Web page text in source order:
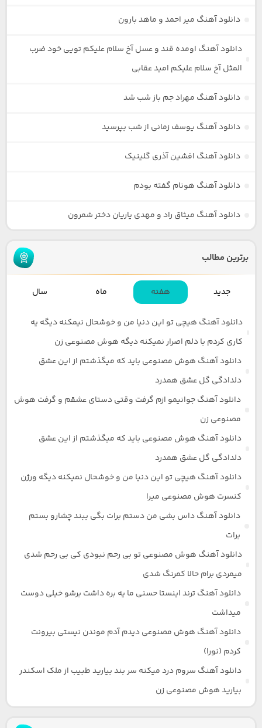
دانلود آهنگ میر احمد و ماهد بارون
دانلود آهنگ اومده قند و عسل آخ سلام علیکم تویی خود ضرب
المثل آخ سلام علیکم امید عقابی
دانلود آهنگ مهراد جم باز شب شد
دانلود آهنگ یوسف زمانی از شب بپرسید
دانلود آهنگ افشین آذری گلینیک
دانلود آهنگ هونام گفته بودم
دانلود آهنگ میثاق راد و مهدی یاریان دختر شمرون
برترین مطالب
جدید هفته ماه سال
دانلود آهنگ هیچی تو این دنیا من و خوشحال نیمکنه دیگه یه
کاری کردم با دلم اصرار نمیکنه دیگه هوش مصنوعی زن
دانلود آهنگ هوش مصنوعی باید که میگذشتم از این عشق
دلدادگی گل عشق همدرد
دانلود آهنگ جوانیمو ازم گرفت وقتی دستای عشقم و گرفت هوش
مصنوعی زن
دانلود آهنگ هوش مصنوعی باید که میگذشتم از این عشق
دلدادگی گل عشق همدرد
دانلود آهنگ هیچی تو این دنیا من و خوشحال نمیکنه دیگه ورژن
کنسرت هوش مصنوعی میرا
دانلود آهنگ داس بشی من دستم برات بگی ببند چشارو بستم
برات
دانلود آهنگ هوش مصنوعی تو بی رحم نبودی کی بی رحم شدی
میمردی برام حالا کمرنگ شدی
دانلود آهنگ ترند اینستا حسنی ما یه بره داشت برشو خیلی دوست
میداشت
دانلود آهنگ هوش مصنوعی دیدم آدم موندن نیستی بیرونت
کردم (نورا)
دانلود آهنگ سروم درد میکنه سر بند بیارید طبیب از ملک اسکندر
بیارید هوش مصنوعی زن